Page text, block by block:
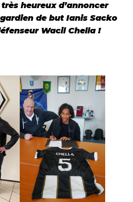
heureux d’annoncer
de but Ianis Sacko
Wacil Chella !